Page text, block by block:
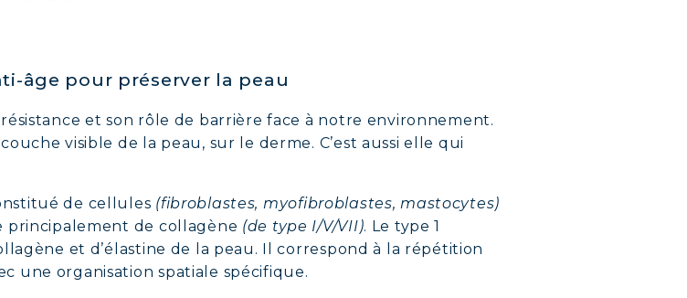
: CROISSANCE & FORCE
DOULEURS & ARTICULATIONS
VOTRE IMMUNITÉ NATURELLEMENT
âge pour préserver la peau
et son rôle de barrière face à notre environnement.
visible de la peau, sur le derme. C’est aussi elle qui
de cellules (fibroblastes, myofibroblastes, mastocytes)
principalement de collagène (de type I/V/VII). Le type 1
et d’élastine de la peau. Il correspond à la répétition
une organisation spatiale spécifique.